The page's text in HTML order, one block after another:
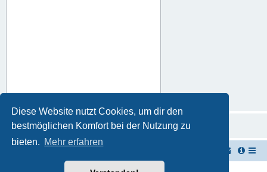
Diese Website nutzt Cookies, um dir den
bestmöglichen Komfort bei der Nutzung zu
bieten. Mehr erfahren